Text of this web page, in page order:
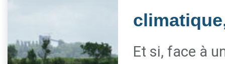
Et si, face à